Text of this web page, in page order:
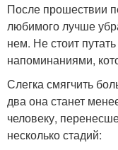
После прошествии
любимого лучше
нем. Не стоит
напоминаниями,
Слегка смягчить
два она станет
человеку,
несколько стадий: